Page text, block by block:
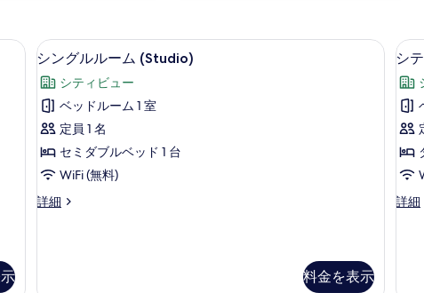
パソコン用作業スペース、アイロン / アイロン台
シ
ン
グ
ル
ル
ー
(Studio)
シングルルーム (Studio) | 低刺激性寝具
22
シングルルーム (Studio)
シティビュー
ベッドルーム 1 室
定員 1 名
セミダブルベッド 1 台
WiFi (無料)
詳細
シ
料金を表示
シ
テ
ィ
ス
タ
ジ
の
18
シ
詳細
シ